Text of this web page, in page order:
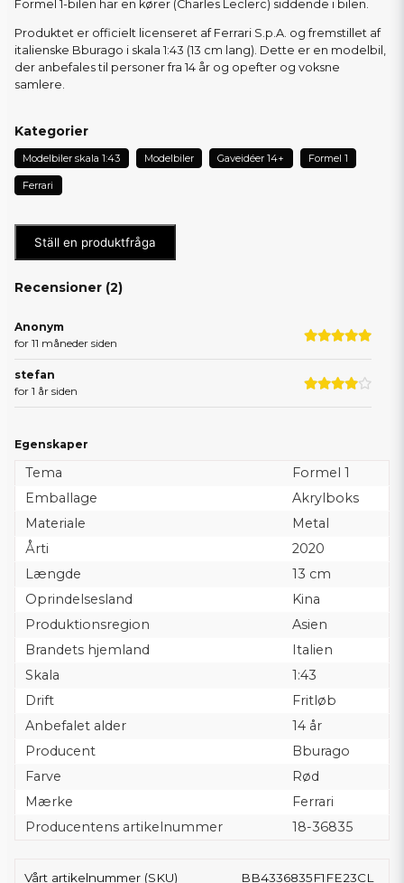
Formel 1-bilen har en kører (Charles Leclerc) siddende i bilen.
Produktet er officielt licenseret af Ferrari S.p.A. og fremstillet af
italienske Bburago i skala 1:43 (13 cm lang). Dette er en modelbil,
der anbefales til personer fra 14 år og opefter og voksne
samlere.
Kategorier
Modelbiler skala 1:43 Modelbiler Gaveidéer 14+ Formel 1
Ferrari
Ställ en produktfråga
Recensioner (2)
Anonym
for 11 måneder siden
stefan
for 1 år siden
Egenskaper
Tema
Formel 1
Emballage
Akrylboks
Materiale
Metal
Årti
2020
Længde
13 cm
Oprindelsesland
Kina
Produktionsregion
Asien
Brandets hjemland
Italien
Skala
1:43
Drift
Fritløb
Anbefalet alder
14 år
Producent
Bburago
Farve
Rød
Mærke
Ferrari
Producentens artikelnummer
18-36835
Vårt artikelnummer (SKU) BB4336835F1FE23CL